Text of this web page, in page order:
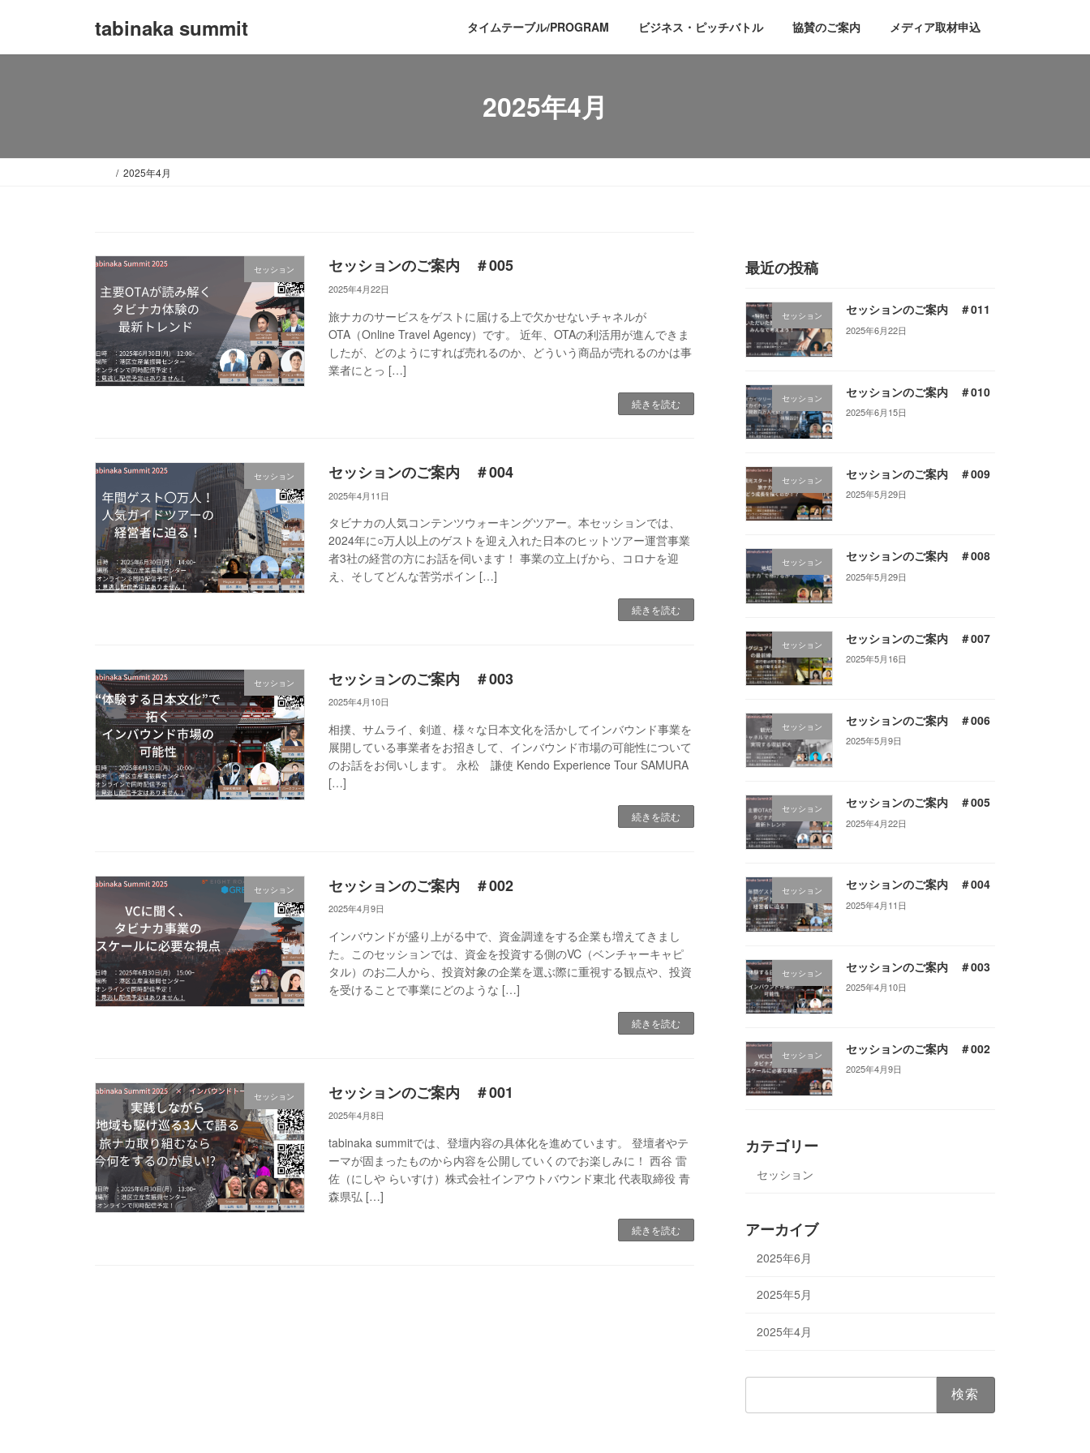
テ
ゲ
tabinaka summit タイムテーブル/PROGRAM ビジネス・ピッチバトル 協賛のご案内 メディア取材申込
2025年4月
2025年4月
セッション セッションのご案内 ＃005
2025年4月22日
旅ナカのサービスをゲストに届ける上で欠かせないチャネルが
OTA（Online Travel Agency）です。 近年、OTAの利活用が進んできま
したが、どのようにすれば売れるのか、どういう商品が売れるのかは事
業者にとっ […]
続きを読む
セッション セッションのご案内 ＃004
2025年4月11日
タビナカの人気コンテンツウォーキングツアー。本セッションでは、
2024年に○万人以上のゲストを迎え入れた日本のヒットツアー運営事業
者3社の経営の方にお話を伺います！ 事業の立上げから、コロナを迎
え、そしてどんな苦労ポイン […]
続きを読む
セッション セッションのご案内 ＃003
2025年4月10日
相撲、サムライ、剣道、様々な日本文化を活かしてインバウンド事業を
展開している事業者をお招きして、インバウンド市場の可能性について
のお話をお伺いします。 永松 謙使 Kendo Experience Tour SAMURA
[…]
続きを読む
セッション セッションのご案内 ＃002
2025年4月9日
インバウンドが盛り上がる中で、資金調達をする企業も増えてきまし
た。このセッションでは、資金を投資する側のVC（ベンチャーキャピ
タル）のお二人から、投資対象の企業を選ぶ際に重視する観点や、投資
を受けることで事業にどのような […]
続きを読む
セッション セッションのご案内 ＃001
2025年4月8日
tabinaka summitでは、登壇内容の具体化を進めています。 登壇者やテ
ーマが固まったものから内容を公開していくのでお楽しみに！ 西谷 雷
佐（にしや らいすけ）株式会社インアウトバウンド東北 代表取締役 青
森県弘 […]
続きを読む
最近の投稿
セッション セッションのご案内 ＃011
2025年6月22日
セッション セッションのご案内 ＃010
2025年6月15日
セッション セッションのご案内 ＃009
2025年5月29日
セッション セッションのご案内 ＃008
2025年5月29日
セッション セッションのご案内 ＃007
2025年5月16日
セッション セッションのご案内 ＃006
2025年5月9日
セッション セッションのご案内 ＃005
2025年4月22日
セッション セッションのご案内 ＃004
2025年4月11日
セッション セッションのご案内 ＃003
2025年4月10日
セッション セッションのご案内 ＃002
2025年4月9日
カテゴリー
セッション
アーカイブ
2025年6月
2025年5月
2025年4月
索: